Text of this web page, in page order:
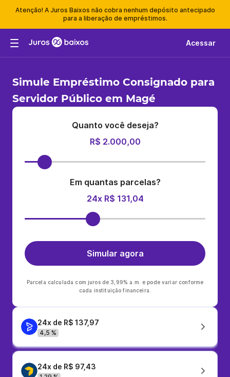
Atenção! A Juros Baixos não cobra nenhum depósito antecipado
para a liberação de empréstimos.
Acessar
Simule Empréstimo Consignado para
Servidor Público em Magé
Quanto você deseja?
R$ 2.000,00
Em quantas parcelas?
24x R$ 131,04
Simular agora
Parcela calculada com juros de 3,99% a.m. e pode variar conforme
cada instituição financeira.
24x de R$ 137,97
4,5 %
24x de R$ 97,43